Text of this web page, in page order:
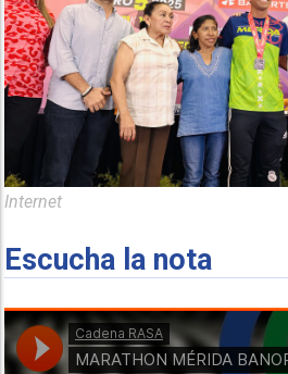
Internet
Escucha la nota